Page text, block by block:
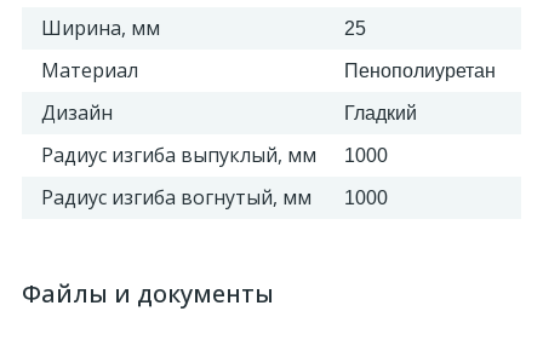
Ширина, мм 25
Материал Пенополиуретан
Дизайн Гладкий
Радиус изгиба выпуклый, мм 1000
Радиус изгиба вогнутый, мм 1000
Файлы и документы